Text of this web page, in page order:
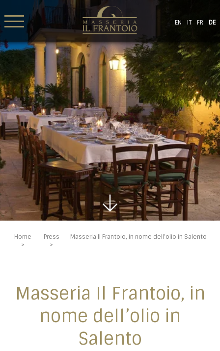
EN IT FR DE
Home Press Masseria Il Frantoio, in nome dell’olio in Salento
Masseria Il Frantoio, in
nome dell’olio in
Salento